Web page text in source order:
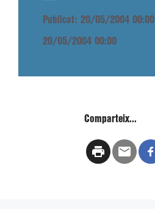
Publicat: 20/05/2004 00:00
20/05/2004 00:00
Comparteix...